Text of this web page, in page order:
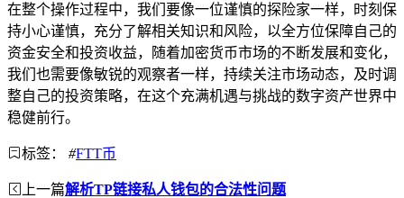
在整个操作过程中，我们要像一位谨慎的探险家一样，时刻保
持小心谨慎，充分了解相关知识和风险，以全方位保障自己的
资金安全和投资收益，随着加密货币市场的不断发展和变化，
我们也需要像敏锐的观察者一样，持续关注市场动态，及时调
整自己的投资策略，在这个充满机遇与挑战的数字资产世界中
稳健前行。
标签： #FTT币
上一篇解析TP链接私人钱包的合法性问题